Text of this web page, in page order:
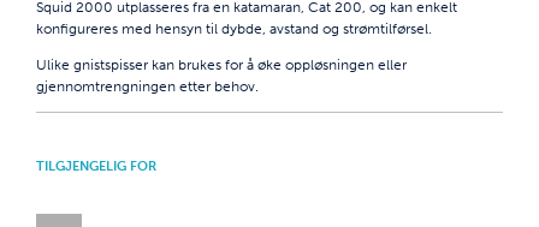
Squid 2000 utplasseres fra en katamaran, Cat 200, og kan enkelt
konfigureres med hensyn til dybde, avstand og strømtilførsel.
Ulike gnistspisser kan brukes for å øke oppløsningen eller
gjennomtrengningen etter behov.
TILGJENGELIG FOR